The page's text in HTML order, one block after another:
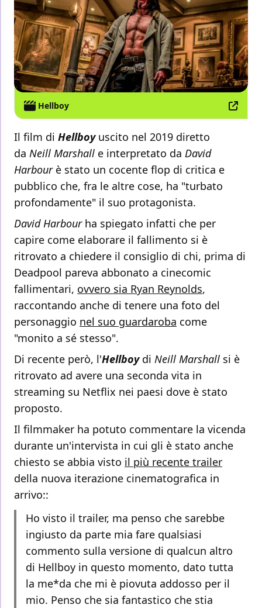
Hellboy
Il film di Hellboyuscito nel 2019 diretto
da Neill Marshall e interpretato da David
Harbourè stato un cocente flop di critica e
pubblico che, fra le altre cose, ha "turbato
profondamente" il suo protagonista.
David Harbourha spiegato infatti che per
capire come elaborare il fallimento si è
ritrovato a chiedere il consiglio di chi, prima di
Deadpool pareva abbonato a cinecomic
fallimentari, ovvero sia Ryan Reynolds,
raccontando anche di tenere una foto del
personaggio nel suo guardaroba come
"monito a sé stesso".
Di recente però, l'Hellboydi Neill Marshall si è
ritrovato ad avere una seconda vita in
streaming su Netflix nei paesi dove è stato
proposto.
Il filmmaker ha potuto commentare la vicenda
durante un'intervista in cui gli è stato anche
chiesto se abbia visto il più recente trailer
della nuova iterazione cinematografica in
arrivo::
Ho visto il trailer, ma penso che sarebbe
ingiusto da parte mia fare qualsiasi
commento sulla versione di qualcun altro
di Hellboy in questo momento, dato tutta
la me*da che mi è piovuta addosso per il
mio. Penso che sia fantastico che stia